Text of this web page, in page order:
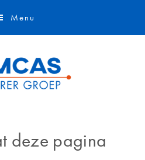
Menu
deze pagina